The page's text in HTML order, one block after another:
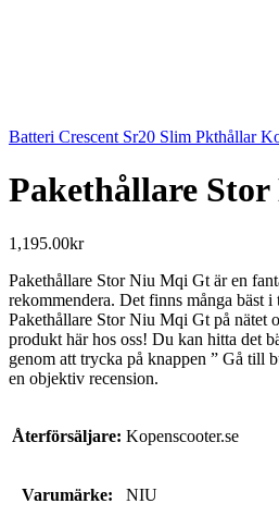
Batteri Crescent Sr20 Slim Pkthållar
Pakethållare
1,195.00kr
Pakethållare Stor Niu Mqi Gt är en
rekommendera. Det finns många bäst
Pakethållare Stor Niu Mqi Gt på nätet
produkt här hos oss! Du kan hitta det
genom att trycka på knappen ” Gå till
en objektiv recension.
Återförsäljare: Kopenscooter.se
Varumärke: NIU